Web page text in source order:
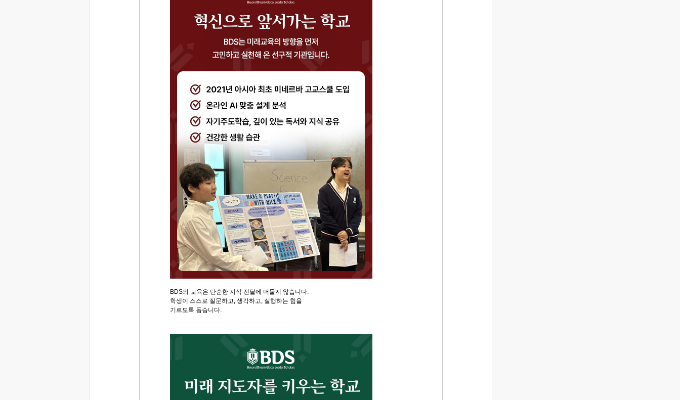
BDS의 교육은 단순한 지식 전달에 머물지 않습니다.
학생이 스스로 질문하고, 생각하고, 실행하는 힘을
기르도록 돕습니다.